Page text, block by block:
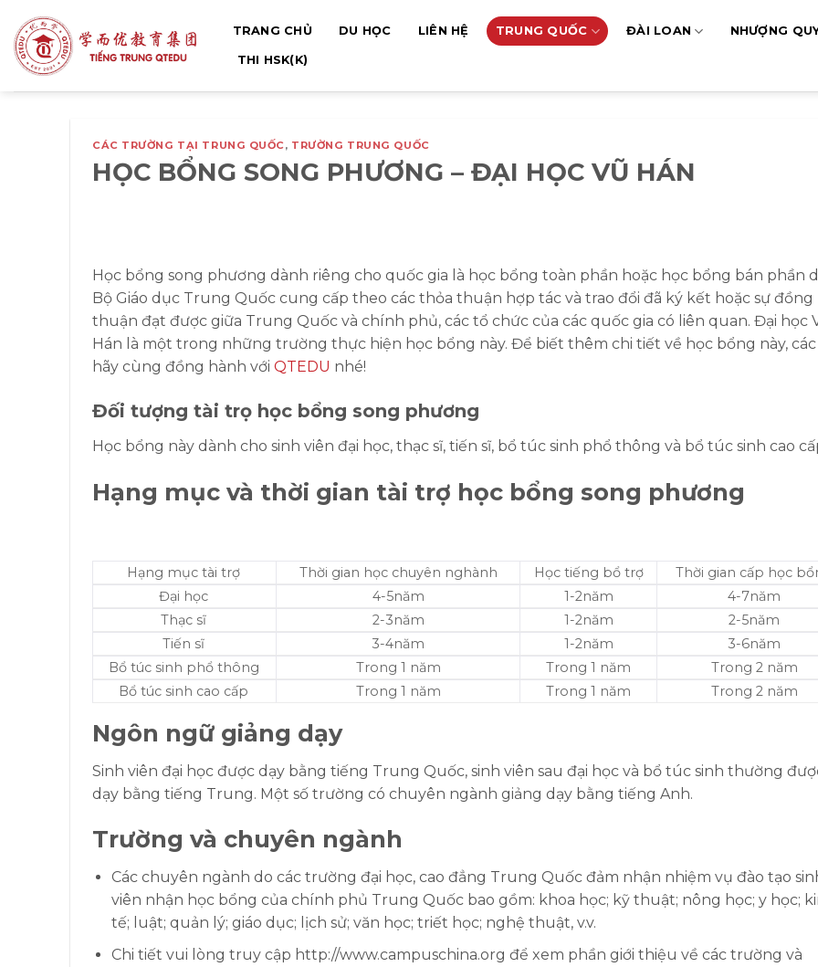
qua
nội
dung
TRANG CHỦ DU HỌC LIÊN HỆ TRUNG QUỐC ĐÀI LOAN NHƯỢNG
THI HSK(K)
CÁC TRƯỜNG TẠI TRUNG QUỐC, TRƯỜNG TRUNG QUỐC
HỌC BỔNG SONG PHƯƠNG – ĐẠI HỌC VŨ HÁN
Học bổng song phương dành riêng cho quốc gia là học bổng toàn phần hoặc học bổng bán phần
Bộ Giáo dục Trung Quốc cung cấp theo các thỏa thuận hợp tác và trao đổi đã ký kết hoặc sự đồng
thuận đạt được giữa Trung Quốc và chính phủ, các tổ chức của các quốc gia có liên quan. Đại học
Hán là một trong những trường thực hiện học bổng này. Để biết thêm chi tiết về học bổng này,
hãy cùng đồng hành với QTEDU nhé!
Đối tượng tài trọ học bổng song phương
Học bổng này dành cho sinh viên đại học, thạc sĩ, tiến sĩ, bổ túc sinh phổ thông và bổ túc sinh cao
Hạng mục và thời gian tài trợ học bổng song phương
Hạng mục tài trợ Thời gian học chuyên nghành Học tiếng bổ trợ
Thời gian cấp học
Đại học
4-5năm 1-2năm
4-7năm
Thạc sĩ
2-3năm 1-2năm
2-5năm
Tiến sĩ
3-4năm 1-2năm
3-6năm
Bổ túc sinh phổ thông
Trong 1 năm Trong 1 năm
Trong 2 năm
Bổ túc sinh cao cấp
Trong 1 năm Trong 1 năm Trong 2 năm
Ngôn ngữ giảng dạy
Sinh viên đại học được dạy bằng tiếng Trung Quốc, sinh viên sau đại học và bổ túc sinh thường
dạy bằng tiếng Trung. Một số trường có chuyên ngành giảng dạy bằng tiếng Anh.
Trường và chuyên ngành
Các chuyên ngành do các trường đại học, cao đẳng Trung Quốc đảm nhận nhiệm vụ đào tạo
viên nhận học bổng của chính phủ Trung Quốc bao gồm: khoa học; kỹ thuật; nông học; y học;
tế; luật; quản lý; giáo dục; lịch sử; văn học; triết học; nghệ thuật, v.v.
Chi tiết vui lòng truy cập http://www.campuschina.org để xem phần giới thiệu về các trường và